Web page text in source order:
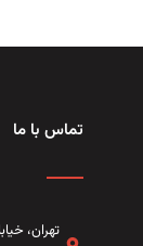
تماس با ما
تهران،